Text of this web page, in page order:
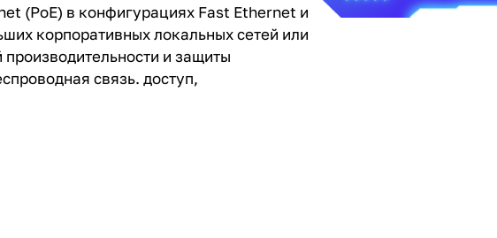
(PoE) в конфигурациях Fast Ethernet и
корпоративных локальных сетей или
и защиты
связь. доступ,